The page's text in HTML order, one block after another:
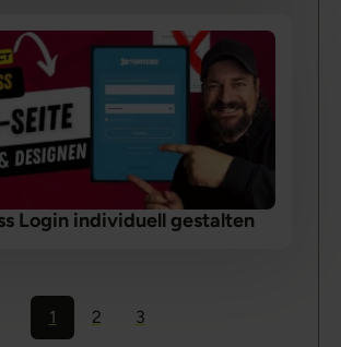
Login individuell gestalten
1 2 3